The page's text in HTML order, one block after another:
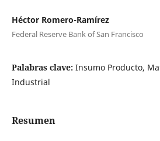
Héctor Romero-Ramírez
Federal Reserve Bank of San Francisco
Palabras clave: Insumo Producto,
Industrial
Resumen